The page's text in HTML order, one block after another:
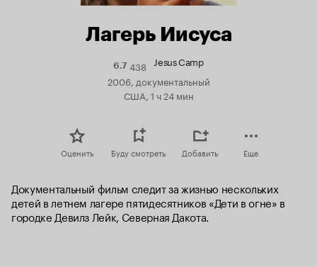
Лагерь Иисуса
6.7Рейтинг
Кинопоиска
6.7
438 Jesus Camp
2006, документальный
США, 1 ч 24 мин
Оценить Буду смотреть Добавить Еще
Документальный фильм следит за жизнью нескольких
детей в летнем лагере пятидесятников «Дети в огне» в
городке Девилз Лейк, Северная Дакота.